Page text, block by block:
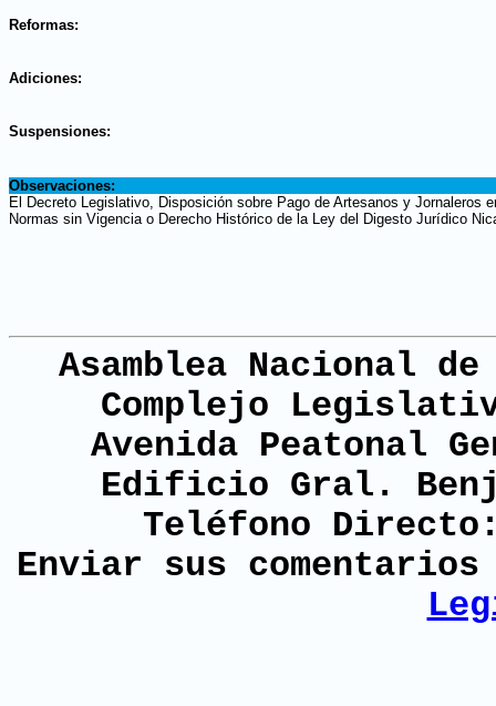
Reformas:
Adiciones:
Suspensiones:
Observaciones:
El Decreto Legislativo, Disposición sobre Pago de Artesanos y Jornaleros
Normas sin Vigencia o Derecho Histórico de la Ley del Digesto Jurídico
Asamblea Nacional
Complejo
Avenida Peatonal
Edificio Gral.
Teléfono
Enviar sus